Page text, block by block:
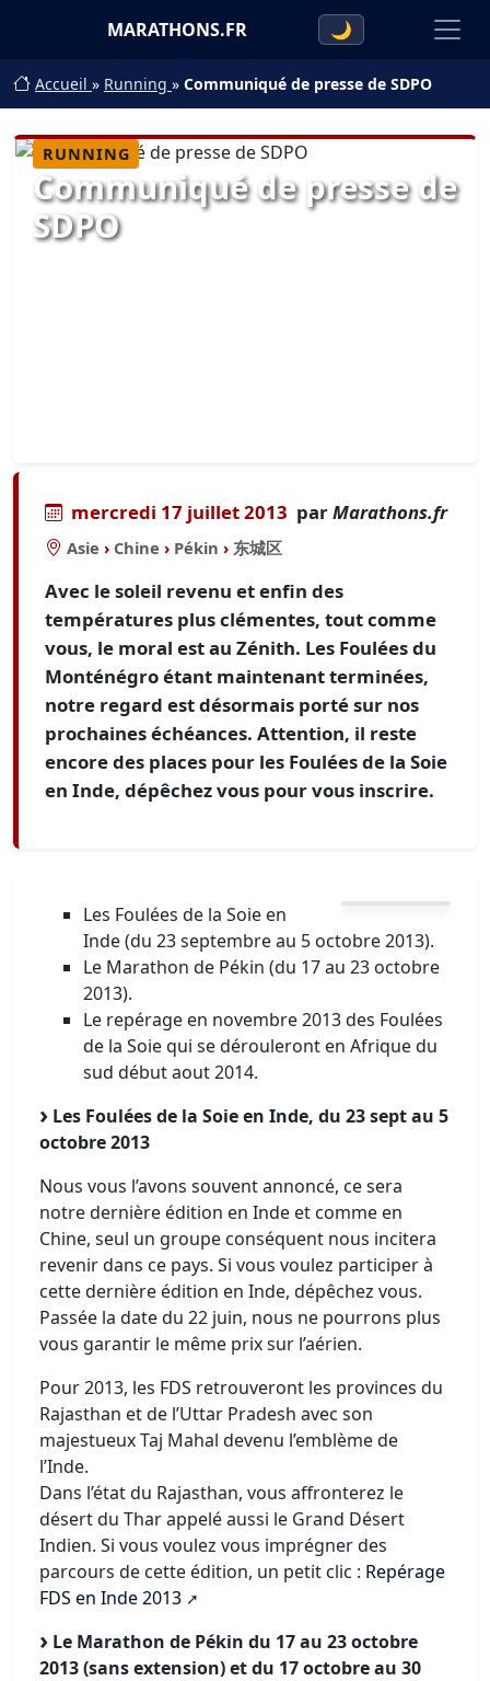
MARATHONS.FR 🌙
Accueil » Running » Communiqué de presse de SDPO
RUNNING
Communiqué de presse de
SDPO
mercredi 17 juillet 2013 parMarathons.fr
Asie › Chine › Pékin › 东城区
Avec le soleil revenu et enfin des
températures plus clémentes, tout comme
vous, le moral est au Zénith. Les Foulées du
Monténégro étant maintenant terminées,
notre regard est désormais porté sur nos
prochaines échéances. Attention, il reste
encore des places pour les Foulées de la Soie
en Inde, dépêchez vous pour vous inscrire.
Les Foulées de la Soie en
Inde (du 23 septembre au 5 octobre 2013).
Le Marathon de Pékin (du 17 au 23 octobre
2013).
Le repérage en novembre 2013 des Foulées
de la Soie qui se dérouleront en Afrique du
sud début aout 2014.
Les Foulées de la Soie en Inde, du 23 sept au 5
octobre 2013
Nous vous l’avons souvent annoncé, ce sera
notre dernière édition en Inde et comme en
Chine, seul un groupe conséquent nous incitera
revenir dans ce pays. Si vous voulez participer à
cette dernière édition en Inde, dépêchez vous.
Passée la date du 22 juin, nous ne pourrons plus
vous garantir le même prix sur l’aérien.
Pour 2013, les FDS retrouveront les provinces du
Rajasthan et de l’Uttar Pradesh avec son
majestueux Taj Mahal devenu l’emblème de
l’Inde.
Dans l’état du Rajasthan, vous affronterez le
désert du Thar appelé aussi le Grand Désert
Indien. Si vous voulez vous imprégner des
parcours de cette édition, un petit clic : Repérage
FDS en Inde 2013
Le Marathon de Pékin du 17 au 23 octobre
2013 (sans extension) et du 17 octobre au 30